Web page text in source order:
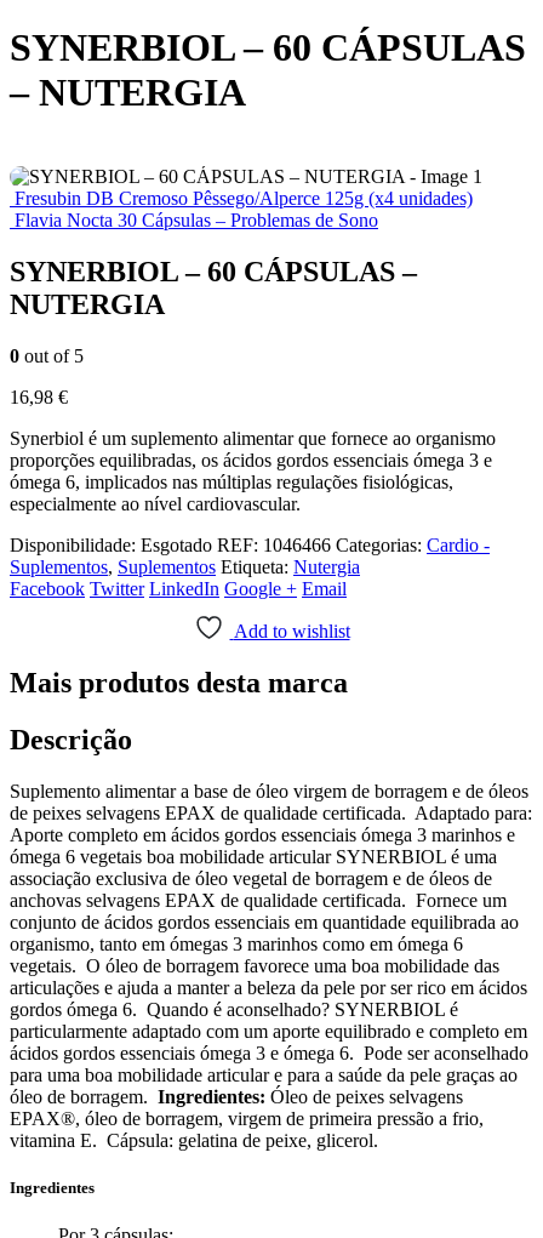
SYNERBIOL – 60 CÁPSULAS
– NUTERGIA
Fresubin DB Cremoso Pêssego/Alperce 125g (x4 unidades)
Flavia Nocta 30 Cápsulas – Problemas de Sono
SYNERBIOL – 60 CÁPSULAS –
NUTERGIA
0 out of 5
16,98 €
Synerbiol é um suplemento alimentar que fornece ao organismo
proporções equilibradas, os ácidos gordos essenciais ómega 3 e
ómega 6, implicados nas múltiplas regulações fisiológicas,
especialmente ao nível cardiovascular.
Disponibilidade: Esgotado REF: 1046466 Categorias: Cardio -
Suplementos, Suplementos Etiqueta: Nutergia
Facebook Twitter LinkedIn Google + Email
Add to wishlist
Mais produtos desta marca
Descrição
Suplemento alimentar a base de óleo virgem de borragem e de óleos
de peixes selvagens EPAX de qualidade certificada. Adaptado para:
Aporte completo em ácidos gordos essenciais ómega 3 marinhos e
ómega 6 vegetais boa mobilidade articular SYNERBIOL é uma
associação exclusiva de óleo vegetal de borragem e de óleos de
anchovas selvagens EPAX de qualidade certificada. Fornece um
conjunto de ácidos gordos essenciais em quantidade equilibrada ao
organismo, tanto em ómegas 3 marinhos como em ómega 6
vegetais. O óleo de borragem favorece uma boa mobilidade das
articulações e ajuda a manter a beleza da pele por ser rico em ácidos
gordos ómega 6. Quando é aconselhado? SYNERBIOL é
particularmente adaptado com um aporte equilibrado e completo em
ácidos gordos essenciais ómega 3 e ómega 6. Pode ser aconselhado
para uma boa mobilidade articular e para a saúde da pele graças ao
óleo de borragem. Ingredientes: Óleo de peixes selvagens
EPAX®, óleo de borragem, virgem de primeira pressão a frio,
vitamina E. Cápsula: gelatina de peixe, glicerol.
Ingredientes